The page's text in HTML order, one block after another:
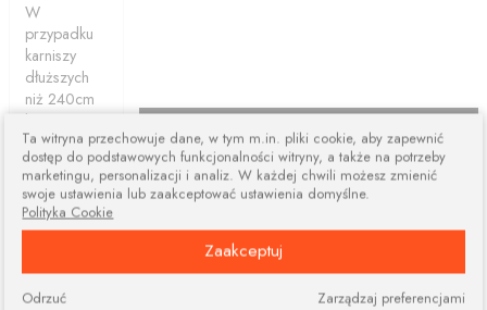
W
przypadku
karniszy
dłuższych
niż 240cm
karnisze są
łączone z
dwóch lub
więcej
elementów.
Połączone
ciągle dają
nam
Ta witryna przechowuje dane, w tym m.in. pliki cookie, aby zapewnić
dostęp do podstawowych funkcjonalności witryny, a także na potrzeby
marketingu, personalizacji i analiz. W każdej chwili możesz zmienić
swoje ustawienia lub zaakceptować ustawienia domyślne.
Polityka Cookie
Zaakceptuj
Zarządzaj preferencjami
Odrzuć